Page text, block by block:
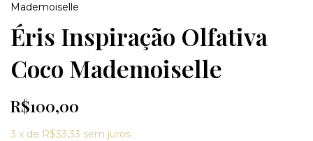
Mademoiselle
Éris Inspiração Olfativa
Coco Mademoiselle
R$100,00
3 x de R$33,33 sem juros